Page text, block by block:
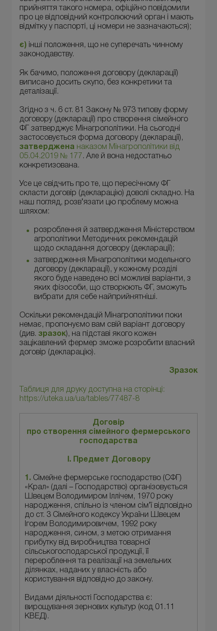
прийняття такого номера, офіційно повідомили
про це відповідний контролюючий орган і мають
відмітку у паспорті, ці номери не зазначаються);
є) інші положення, що не суперечать чинному
законодавству.
Як бачимо, положення договору (декларації)
виписано досить скупо, без конкретики та
деталізації.
Згідно з ч. 6 ст. 81 Закону № 973 типову форму
договору (декларації) про створення сімейного
ФГ затверджує Мінагрополітики. На сьогодні
застосовується форма договору (декларації),
затверджена наказом Мінагрополітики від
05.04.2019 № 177 . Але й вона недостатньо
конкретизована.
Усе це свідчить про те, що пересічному ФГ
скласти договір (декларацію) доволі складно. На
наш погляд, розв’язати цю проблему можна
шляхом:
розроблення й затвердження Міністерством
агрополітики Методичних рекомендацій
щодо складання договору (декларації);
затвердження Мінагрополітики модельного
договору (декларації), у кожному розділі
якого буде наведено всі можливі варіанти, з
яких фізособи, що створюють ФГ, зможуть
вибрати для себе найприйнятніші.
Оскільки рекомендацій Мінагрополітики поки
немає, пропонуємо вам свій варіант договору
(див. зразок), на підставі якого кожен
зацікавлений фермер зможе розробити власний
договір (декларацію).
Зразок
Таблиця для друку доступна на сторінці:
https://uteka.ua/ua/tables/77487-8
Договір
про створення сімейного фермерського
господарства
I. Предмет Договору
1. Сімейне фермерське господарство (СФГ)
«Крал» (далі – Господарство) організовується
Швецем Володимиром Іллічем, 1970 року
народження, спільно із членом сім’ї відповідно
до ст. 3 Сімейного кодексу України Швецем
Ігорем Володимировичем, 1992 року
народження, сином, з метою отримання
прибутку від виробництва товарної
сільськогосподарської продукції, її
перероблення та реалізації на земельних
ділянках, наданих у власність або
користування відповідно до закону.
Видами діяльності Господарства є:
вирощування зернових культур (код 01.11
КВЕД).